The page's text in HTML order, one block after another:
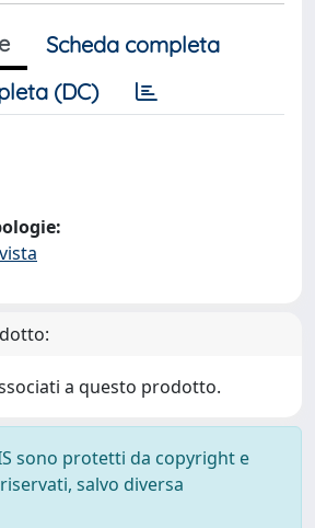
Scheda completa
(DC)
a questo prodotto.
sono protetti da copyright e
salvo diversa